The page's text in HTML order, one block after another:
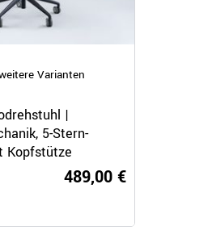
Varianten
|
5-Stern-
Kopfstütze
489,00 €